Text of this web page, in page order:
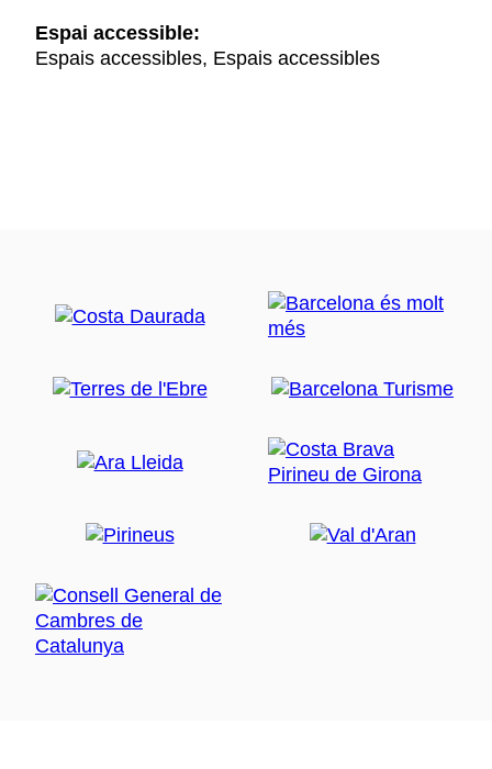
Espai accessible:
Espais accessibles, Espais accessibles